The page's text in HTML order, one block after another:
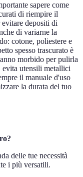
sapere come
di riempire il
evitare depositi di
di variarne la
cotone, poliestere e
spesso trascurato è
morbido per pulirla
evita utensili metallici
il manuale d'uso
la durata del tuo
delle tue necessità
i più versatili.